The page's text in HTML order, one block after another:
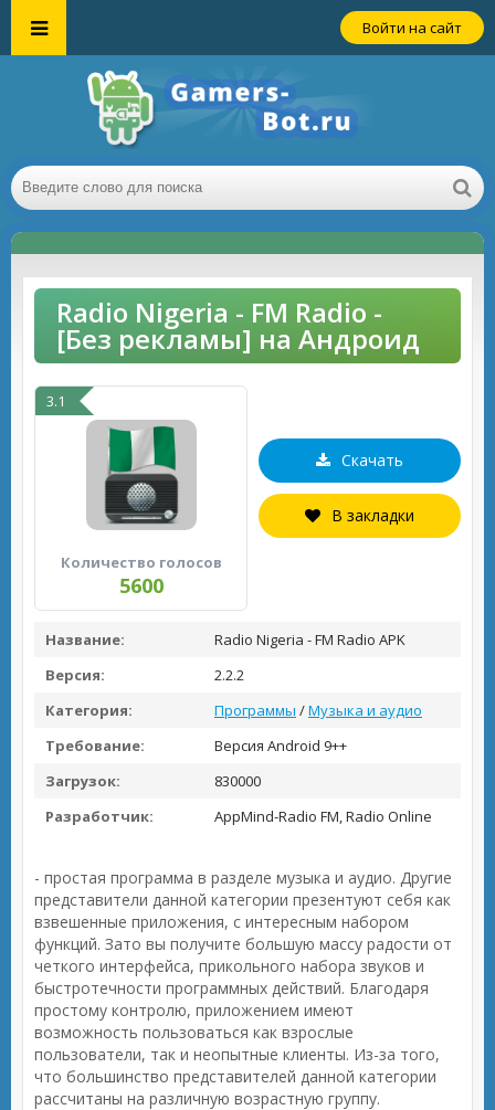
Войти на сайт
Radio Nigeria - FM Radio -
[Без рекламы] на Андроид
3.1
Количество голосов
5600
Скачать
В закладки
Название:
Radio Nigeria - FM Radio APK
Версия:
2.2.2
Категория:
Программы /Музыка и аудио
Требование:
Версия Android 9++
Загрузок:
830000
Разработчик:
AppMind-Radio FM, Radio Online
- простая программа в разделе музыка и аудио. Другие
представители данной категории презентуют себя как
взвешенные приложения, с интересным набором
функций. Зато вы получите большую массу радости от
четкого интерфейса, прикольного набора звуков и
быстротечности программных действий. Благодаря
простому контролю, приложением имеют
возможность пользоваться как взрослые
пользователи, так и неопытные клиенты. Из-за того,
что большинство представителей данной категории
рассчитаны на различную возрастную группу.